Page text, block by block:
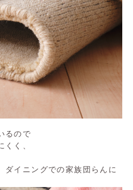
るので
く、
ダイニングでの家族団らんに